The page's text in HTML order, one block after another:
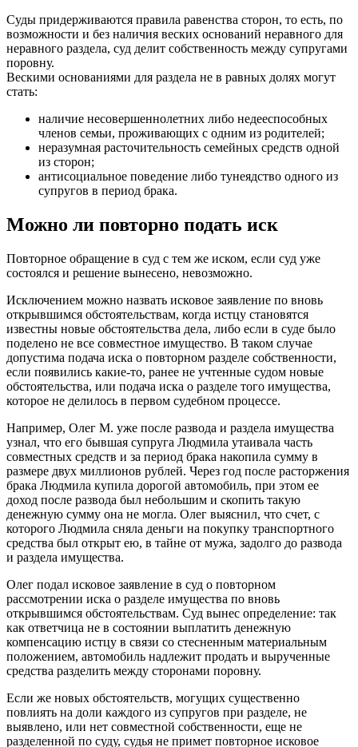
Суды придерживаются правила равенства сторон, то есть, по
возможности и без наличия веских оснований неравного для
неравного раздела, суд делит собственность между супругами
поровну.
Вескими основаниями для раздела не в равных долях могут
стать:
наличие несовершеннолетних либо недееспособных
членов семьи, проживающих с одним из родителей;
неразумная расточительность семейных средств одной
из сторон;
антисоциальное поведение либо тунеядство одного из
супругов в период брака.
Можно ли повторно подать иск
Повторное обращение в суд с тем же иском, если суд уже
состоялся и решение вынесено, невозможно.
Исключением можно назвать исковое заявление по вновь
открывшимся обстоятельствам, когда истцу становятся
известны новые обстоятельства дела, либо если в суде было
поделено не все совместное имущество. В таком случае
допустима подача иска о повторном разделе собственности,
если появились какие-то, ранее не учтенные судом новые
обстоятельства, или подача иска о разделе того имущества,
которое не делилось в первом судебном процессе.
Например, Олег М. уже после развода и раздела имущества
узнал, что его бывшая супруга Людмила утаивала часть
совместных средств и за период брака накопила сумму в
размере двух миллионов рублей. Через год после расторжения
брака Людмила купила дорогой автомобиль, при этом ее
доход после развода был небольшим и скопить такую
денежную сумму она не могла. Олег выяснил, что счет, с
которого Людмила сняла деньги на покупку транспортного
средства был открыт ею, в тайне от мужа, задолго до развода
и раздела имущества.
Олег подал исковое заявление в суд о повторном
рассмотрении иска о разделе имущества по вновь
открывшимся обстоятельствам. Суд вынес определение: так
как ответчица не в состоянии выплатить денежную
компенсацию истцу в связи со стесненным материальным
положением, автомобиль надлежит продать и вырученные
средства разделить между сторонами поровну.
Если же новых обстоятельств, могущих существенно
повлиять на доли каждого из супругов при разделе, не
выявлено, или нет совместной собственности, еще не
разделенной по суду, судья не примет повторное исковое